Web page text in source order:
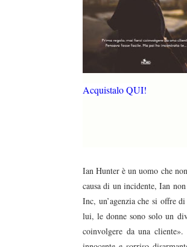
Acquistalo QUI!
Ian Hunter è un uomo che
causa di un incidente, Ian
Inc, un’agenzia che si offre
lui, le donne sono solo un
coinvolgere da una